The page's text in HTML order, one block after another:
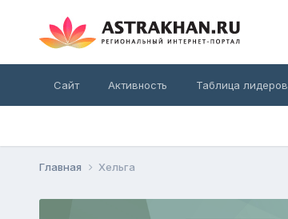
Сайт Активность Таблица лидеров
Главная Хельга